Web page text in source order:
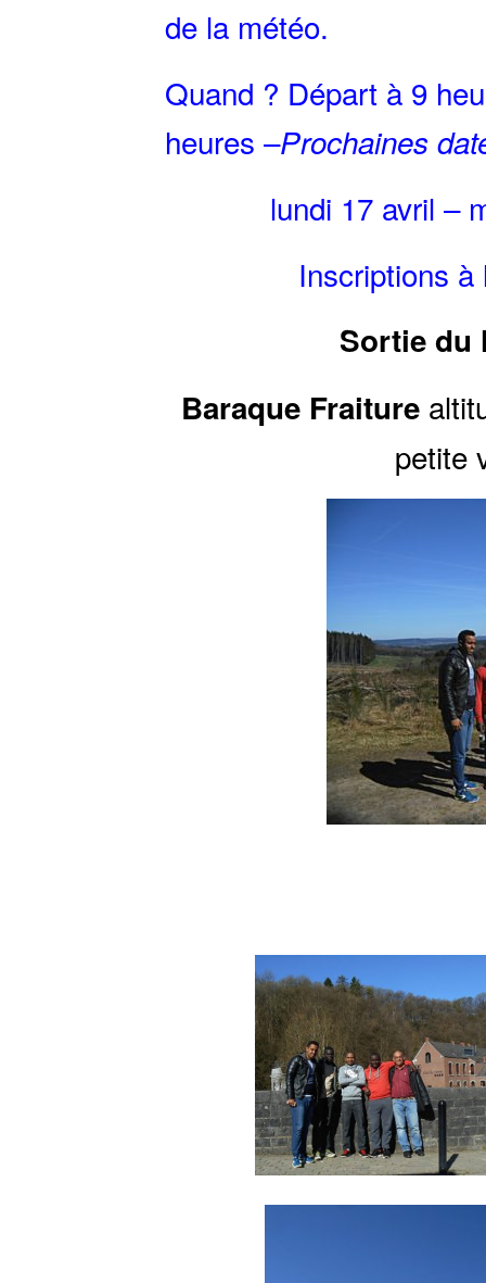
de la météo.
Quand ? Départ à 9
heures –Prochaines
lundi 17 avril –
Inscriptions
Sortie du
Baraque Fraiture
petite